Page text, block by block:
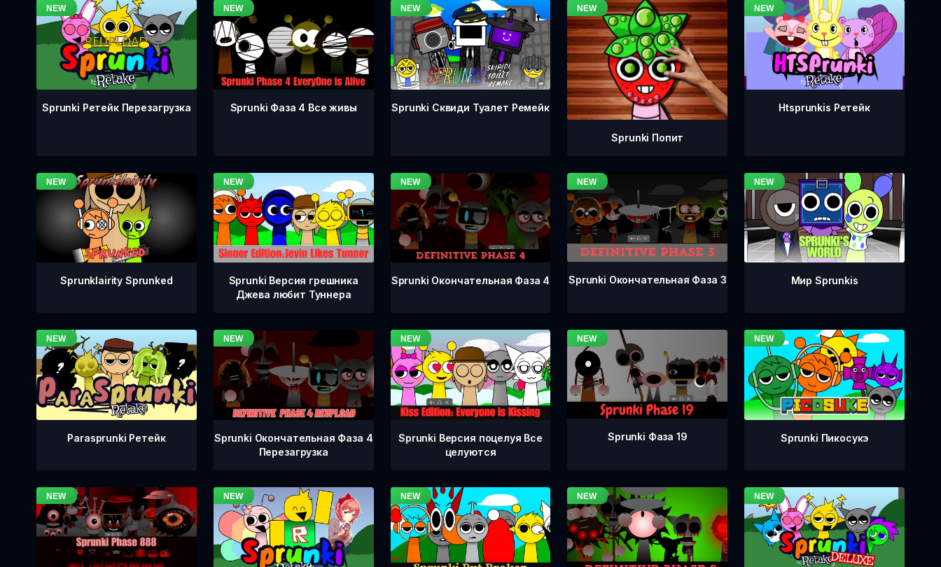
Sprunki Ретейк Перезагрузка Sprunki Фаза 4 Все живы Sprunki Сквиди Туалет Ремейк
Sprunki Попит
Htsprunkis Ретейк
Sprunklairity Sprunked
Sprunki Версия грешника
Джева любит Туннера
Sprunki Окончательная Фаза 4 Sprunki Окончательная Фаза 3 Мир Sprunkis
Parasprunki Ретейк
Sprunki Окончательная Фаза 4
Перезагрузка
Sprunki Версия поцелуя Все
целуются
Sprunki Фаза 19 Sprunki Пикосукэ